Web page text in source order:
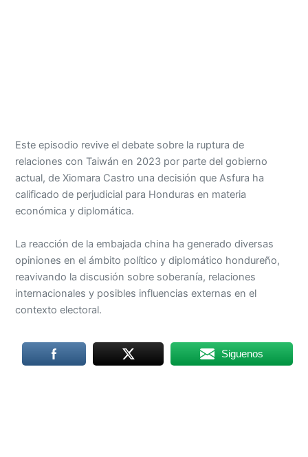
Este episodio revive el debate sobre la ruptura de
relaciones con Taiwán en 2023 por parte del gobierno
actual, de Xiomara Castro una decisión que Asfura ha
calificado de perjudicial para Honduras en materia
económica y diplomática.
La reacción de la embajada china ha generado diversas
opiniones en el ámbito político y diplomático hondureño,
reavivando la discusión sobre soberanía, relaciones
internacionales y posibles influencias externas en el
contexto electoral.
Siguenos